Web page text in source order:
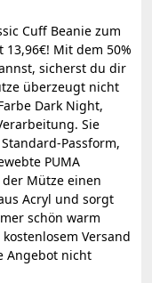
Mit dem 50%
sicherst du dir
überzeugt nicht
Dark Night,
Sie
Passform,
PUMA
Mütze einen
Acryl und sorgt
schön warm
Versand
Angebot nicht